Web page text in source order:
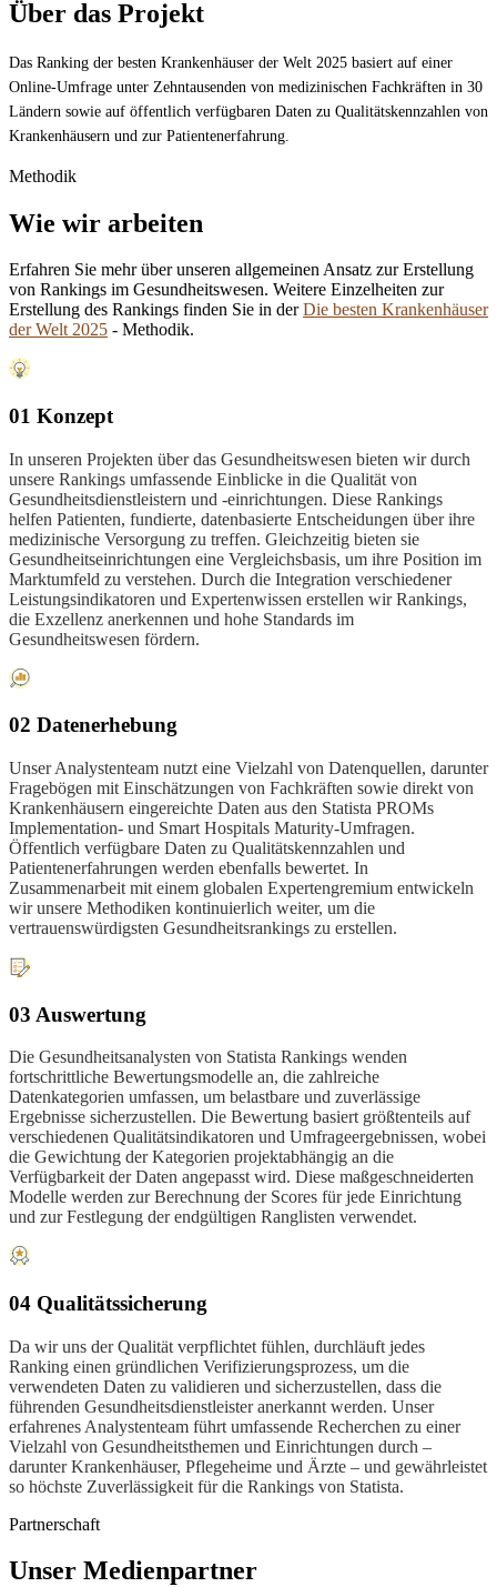
Über das Projekt
Das Ranking der besten Krankenhäuser der Welt 2025 basiert auf einer
Online-Umfrage unter Zehntausenden von medizinischen Fachkräften in 30
Ländern sowie auf öffentlich verfügbaren Daten zu Qualitätskennzahlen von
Krankenhäusern und zur Patientenerfahrung.
Methodik
Wie wir arbeiten
Erfahren Sie mehr über unseren allgemeinen Ansatz zur Erstellung
von Rankings im Gesundheitswesen. Weitere Einzelheiten zur
Erstellung des Rankings finden Sie in derDie besten Krankenhäuser
der Welt 2025 - Methodik.
01 Konzept
In unseren Projekten über das Gesundheitswesen bieten wir durch
unsere Rankings umfassende Einblicke in die Qualität von
Gesundheitsdienstleistern und -einrichtungen. Diese Rankings
helfen Patienten, fundierte, datenbasierte Entscheidungen über ihre
medizinische Versorgung zu treffen. Gleichzeitig bieten sie
Gesundheitseinrichtungen eine Vergleichsbasis, um ihre Position im
Marktumfeld zu verstehen. Durch die Integration verschiedener
Leistungsindikatoren und Expertenwissen erstellen wir Rankings,
die Exzellenz anerkennen und hohe Standards im
Gesundheitswesen fördern.
02 Datenerhebung
Unser Analystenteam nutzt eine Vielzahl von Datenquellen, darunter
Fragebögen mit Einschätzungen von Fachkräften sowie direkt von
Krankenhäusern eingereichte Daten aus den Statista PROMs
Implementation- und Smart Hospitals Maturity-Umfragen.
Öffentlich verfügbare Daten zu Qualitätskennzahlen und
Patientenerfahrungen werden ebenfalls bewertet. In
Zusammenarbeit mit einem globalen Expertengremium entwickeln
wir unsere Methodiken kontinuierlich weiter, um die
vertrauenswürdigsten Gesundheitsrankings zu erstellen.
03 Auswertung
Die Gesundheitsanalysten von Statista Rankings wenden
fortschrittliche Bewertungsmodelle an, die zahlreiche
Datenkategorien umfassen, um belastbare und zuverlässige
Ergebnisse sicherzustellen. Die Bewertung basiert größtenteils auf
verschiedenen Qualitätsindikatoren und Umfrageergebnissen, wobei
die Gewichtung der Kategorien projektabhängig an die
Verfügbarkeit der Daten angepasst wird. Diese maßgeschneiderten
Modelle werden zur Berechnung der Scores für jede Einrichtung
und zur Festlegung der endgültigen Ranglisten verwendet.
04 Qualitätssicherung
Da wir uns der Qualität verpflichtet fühlen, durchläuft jedes
Ranking einen gründlichen Verifizierungsprozess, um die
verwendeten Daten zu validieren und sicherzustellen, dass die
führenden Gesundheitsdienstleister anerkannt werden. Unser
erfahrenes Analystenteam führt umfassende Recherchen zu einer
Vielzahl von Gesundheitsthemen und Einrichtungen durch –
darunter Krankenhäuser, Pflegeheime und Ärzte – und gewährleistet
so höchste Zuverlässigkeit für die Rankings von Statista.
Partnerschaft
Unser Medienpartner